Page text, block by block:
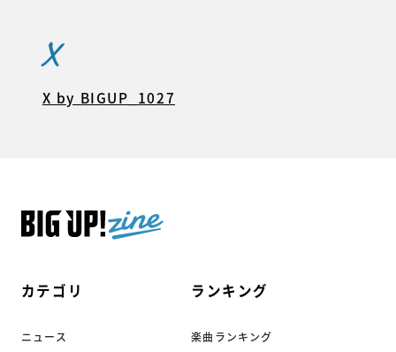
カテゴリ
ニュース
ランキング
楽曲ランキング
X
X by BIGUP_1027